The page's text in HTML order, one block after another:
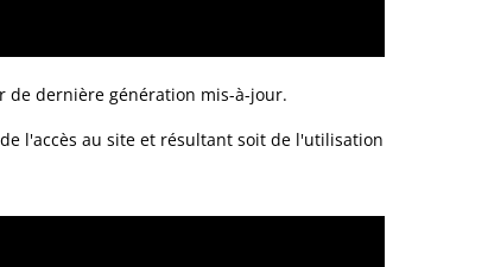
de dernière génération mis-à-jour.
l'accès au site et résultant soit de l'utilisation